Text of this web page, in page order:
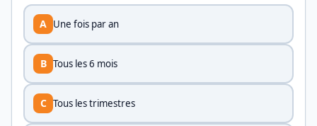
A Une fois par an
B Tous les 6 mois
C Tous les trimestres